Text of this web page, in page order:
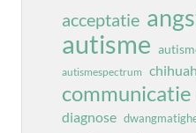
acceptatie
autisme
autismespectrum
communicatie
diagnose